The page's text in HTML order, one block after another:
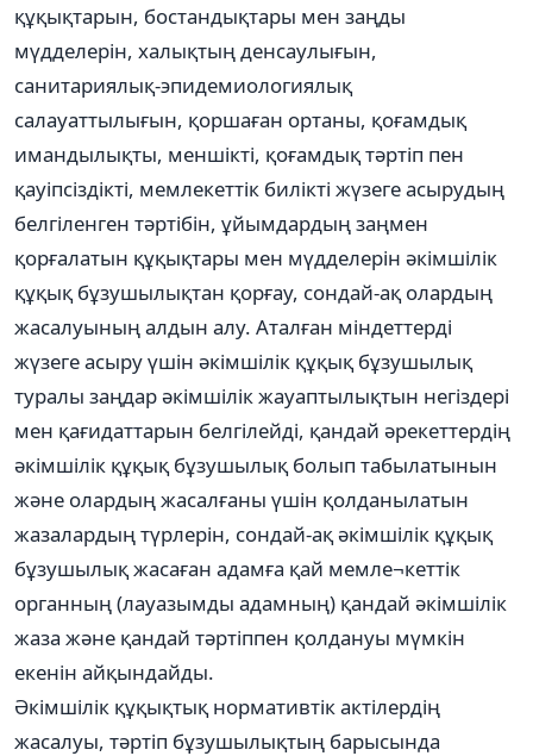
құқықтарын, бостандықтары мен заңды
мүдделерін, халықтың денсаулығын,
санитариялық-эпидемиологиялық
салауаттылығын, қоршаған ортаны, қоғамдық
имандылықты, меншікті, қоғамдық тәртіп пен
қауіпсіздікті, мемлекеттік билікті жүзеге асырудың
белгіленген тәртібін, ұйымдардың заңмен
қорғалатын құқықтары мен мүдделерін әкімшілік
құқық бұзушылықтан қорғау, сондай-ақ олардың
жасалуының алдын алу. Аталған міндеттерді
жүзеге асыру үшін әкімшілік құқық бұзушылық
туралы заңдар әкімшілік жауаптылықтын негіздері
мен қағидаттарын белгілейді, қандай әрекеттердің
әкімшілік құқық бұзушылық болып табылатынын
және олардың жасалғаны үшін қолданылатын
жазалардың түрлерін, сондай-ақ әкімшілік құқық
бұзушылық жасаған адамға қай мемле¬кеттік
органның (лауазымды адамның) қандай әкімшілік
жаза және қандай тәртіппен қолдануы мүмкін
екенін айқындайды.
Әкімшілік құқықтық нормативтік актілердің
жасалуы, тәртіп бұзушылықтың барысында